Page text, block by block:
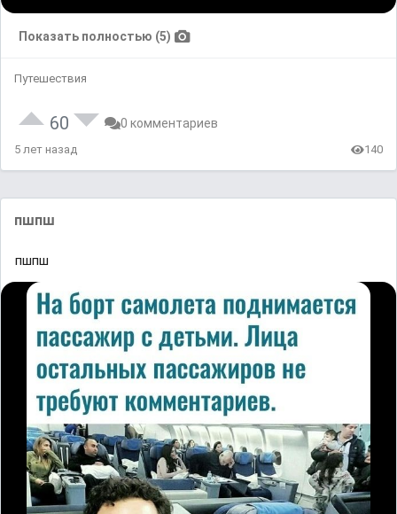
Показать полностью (5)
Путешествия
60 0 комментариев
5 лет назад 140
пшпш
пшпш